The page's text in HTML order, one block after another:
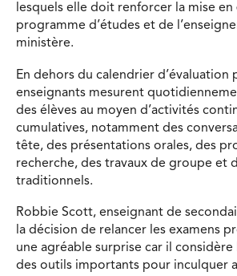
lesquels elle doit renforcer la mise
programme d’études et de
ministère.
En dehors du calendrier d’évaluation
enseignants mesurent
des élèves au moyen d’activités
cumulatives, notamment des
tête, des présentations orales, des
recherche, des travaux de groupe et
traditionnels.
Robbie Scott, enseignant de
la décision de relancer les examens
une agréable surprise car il considère
des outils importants pour inculquer